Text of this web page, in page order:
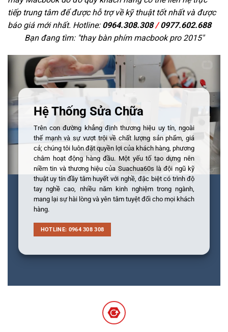
tiếp trung tâm để được hỗ trợ về kỹ thuật tốt nhất và được
báo giá mới nhất. Hotline: 0964.308.308/0977.602.688
Bạn đang tìm: "thay bàn phím macbook pro 2015"
Hệ Thống Sửa Chữa
Trên con đường khẳng định thương hiệu uy tín, ngoài
thế mạnh và sự vượt trội về chất lượng sản phẩm, giá
cả; chúng tôi luôn đặt quyền lợi của khách hàng, phương
châm hoạt động hàng đầu. Một yếu tố tạo dựng nên
niềm tin và thương hiệu của Suachua60s là đội ngũ kỹ
thuật uy tín đầy tâm huyết với nghề, đặc biệt có trình độ
tay nghề cao, nhiều năm kinh nghiệm trong ngành,
mang lại sự hài lòng và yên tâm tuyệt đối cho mọi khách
hàng.
HOTLINE: 0964 308 308